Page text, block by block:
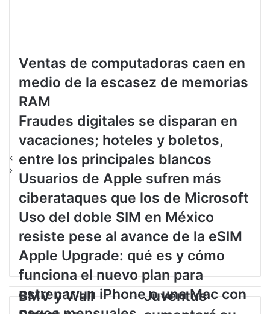
Ventas de computadoras caen en
medio de la escasez de memorias
RAM
Fraudes digitales se disparan en
vacaciones; hoteles y boletos,
entre los principales blancos
Usuarios de Apple sufren más
ciberataques que los de Microsoft
Uso del doble SIM en México
resiste pese al avance de la eSIM
Apple Upgrade: qué es y cómo
funciona el nuevo plan para
estrenar un iPhone o una Mac con
B
BMV y Wall
JJuventus